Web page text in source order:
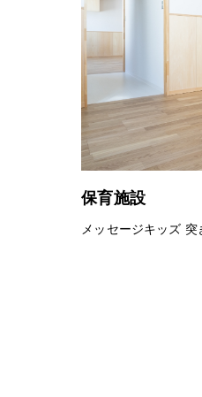
保育施設
メッセージキッズ